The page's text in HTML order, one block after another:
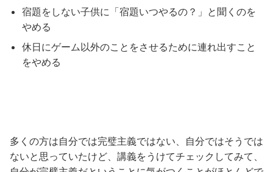
宿題をしない子供に「宿題いつやるの？」と聞くのを
やめる
休日にゲーム以外のことをさせるために連れ出すこと
をやめる
多くの方は自分では完璧主義ではない、自分ではそうでは
ないと思っていたけど、講義をうけてチェックしてみて、